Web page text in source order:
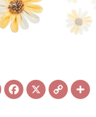
Line Facebook
X Copy
Link